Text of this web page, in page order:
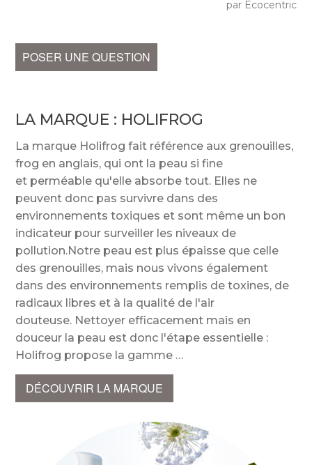
par Ecocentric
POSER UNE QUESTION
LA MARQUE : HOLIFROG
La marque Holifrog fait référence aux grenouilles,
frog en anglais, qui ont la peau si fine
et perméable qu'elle absorbe tout. Elles ne
peuvent donc pas survivre dans des
environnements toxiques et sont même un bon
indicateur pour surveiller les niveaux de
pollution.Notre peau est plus épaisse que celle
des grenouilles, mais nous vivons également
dans des environnements remplis de toxines, de
radicaux libres et à la qualité de l'air
douteuse. Nettoyer efficacement mais en
douceur la peau est donc l'étape essentielle :
Holifrog propose la gamme
DÉCOUVRIR LA MARQUE